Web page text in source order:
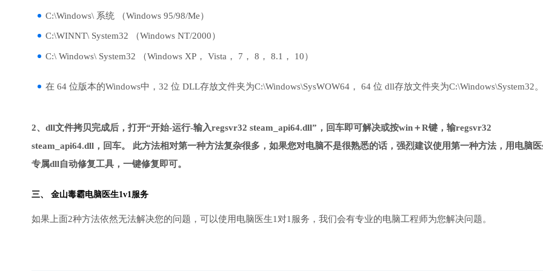
C:\Windows\ 系统 （Windows 95/98/Me）
C:\WINNT\ System32 （Windows NT/2000）
C:\ Windows\ System32 （Windows XP， Vista， 7， 8， 8.1， 10）
在 64 位版本的Windows中，32 位 DLL存放文件夹为C:\Windows\SysWOW64， 64 位 dll存放文件夹为C:\Windows\System32。
2、dll文件拷贝完成后，打开“开始-运行-输入regsvr32 steam_api64.dll”，回车即可解决或按win＋R键，输regsvr32
steam_api64.dll，回车。 此方法相对第一种方法复杂很多，如果您对电脑不是很熟悉的话，强烈建议使用第一种方法，用电脑
专属dll自动修复工具，一键修复即可。
三、 金山毒霸电脑医生1v1服务
如果上面2种方法依然无法解决您的问题，可以使用电脑医生1对1服务，我们会有专业的电脑工程师为您解决问题。